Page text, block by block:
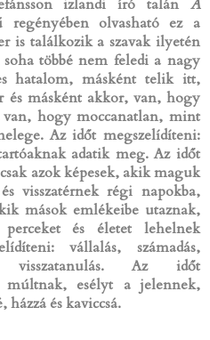
izlandi író talán A
olvasható ez a
is találkozik a szavak ilyetén
többé nem feledi a nagy
hatalom, másként telik itt,
és másként akkor, van, hogy
hogy moccanatlan, mint
Az időt megszelídíteni:
adatik meg. Az időt
azok képesek, akik maguk
visszatérnek régi napokba,
mások emlékeibe utaznak,
és életet lehelnek
vállalás, számadás,
visszatanulás. Az időt
múltnak, esélyt a jelennek,
és kaviccsá.